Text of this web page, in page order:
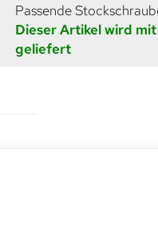
Passende
Dieser Artikel wird
geliefert